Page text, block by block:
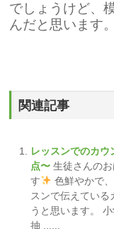
でしょうけど、
んだと思います。
関連記事
レッスンでのカ
点〜生徒さんの
す
色鮮やかで
スンで伝えている
うと思います。
抽 ......